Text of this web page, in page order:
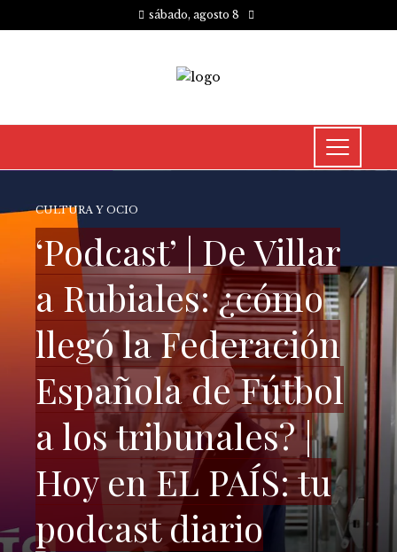
sábado, agosto 8
CULTURA Y OCIO
‘Podcast’ | De Villar
a Rubiales: ¿cómo
llegó la Federación
Española de Fútbol
a los tribunales? |
Hoy en EL PAÍS: tu
podcast diario